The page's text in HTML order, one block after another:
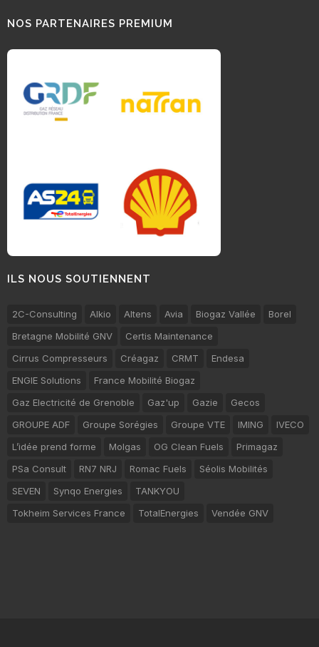
NOS PARTENAIRES PREMIUM
ILS NOUS SOUTIENNENT
2C-Consulting Alkio Altens Avia Biogaz Vallée
Borel
Bretagne Mobilité GNV
Certis Maintenance
Cirrus Compresseurs
Créagaz CRMT
Endesa
ENGIE Solutions
France Mobilité Biogaz
Gaz Electricité de Grenoble
Gaz'up Gazie
Gecos
GROUPE ADF
Groupe Sorégies Groupe VTE IMING
IVECO
L’idée prend forme
Molgas OG Clean Fuels
Primagaz
PSa Consult
RN7 NRJ Romac Fuels
Séolis Mobilités
SEVEN
Synqo Energies
TANKYOU
Tokheim Services France
TotalEnergies Vendée GNV